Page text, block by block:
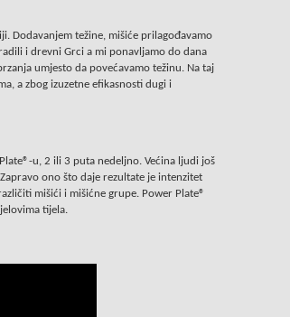
Dodavanjem težine, mišiće prilagođavamo
i drevni Grci a mi ponavljamo do dana
umjesto da povećavamo težinu. Na taj
a zbog izuzetne efikasnosti dugi i
u, 2 ili 3 puta nedeljno. Većina ljudi još
ono što daje rezultate je intenzitet
mišići i mišićne grupe. Power Plate®
tijela.